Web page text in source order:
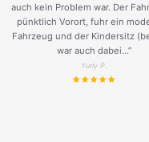
auch kein Problem war. Der
pünktlich Vorort, fuhr ein
Fahrzeug und der Kindersitz
war auch dabei...”
Yuriy P.